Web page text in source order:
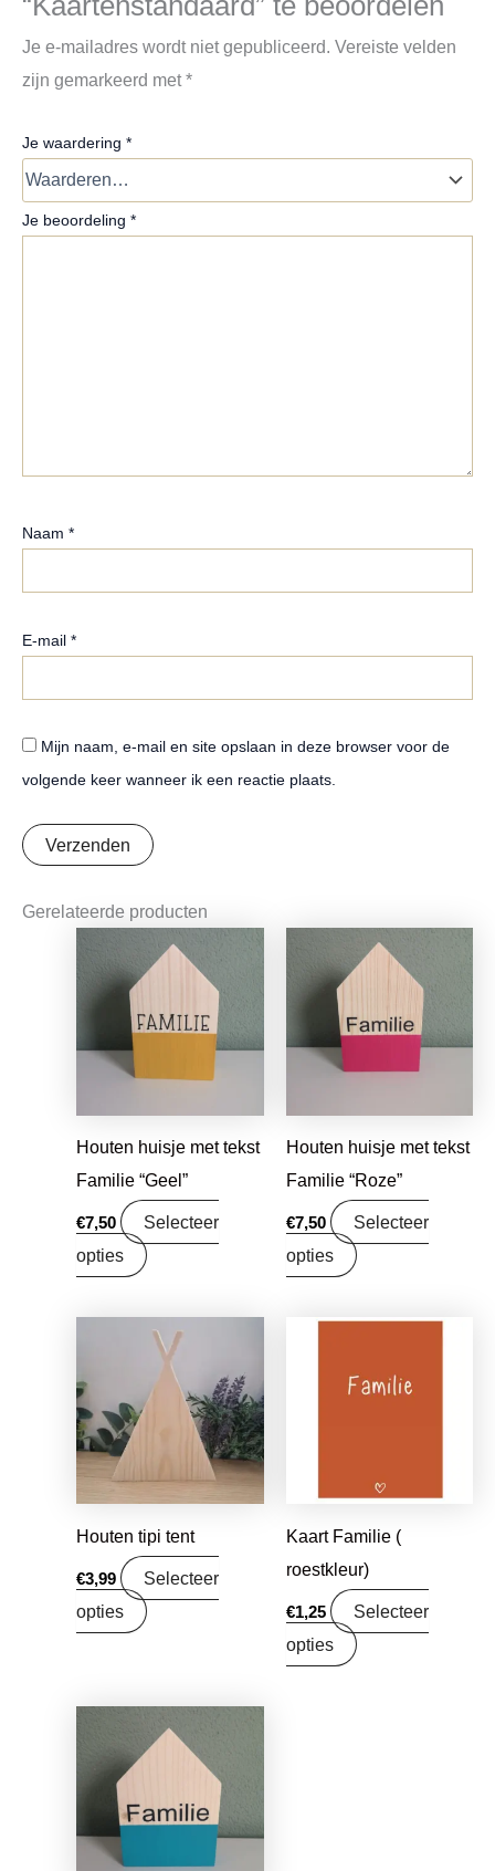
Je e-mailadres wordt niet gepubliceerd. Vereiste velden
zijn gemarkeerd met*
Je waardering *
Je beoordeling *
Naam *
E-mail *
Mijn naam, e-mail en site opslaan in deze browser voor de
volgende keer wanneer ik een reactie plaats.
Gerelateerde producten
Houten huisje met tekst
Familie “Geel”
€7,50
Selecteer
opties
Houten huisje met tekst
Familie “Roze”
€7,50
Selecteer
opties
Houten tipi tent
€3,99
Selecteer
opties
Kaart Familie (
roestkleur)
€1,25
Selecteer
opties